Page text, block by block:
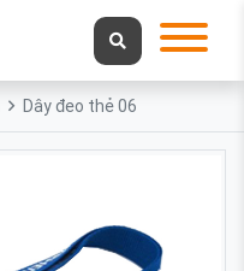
Dây đeo thẻ 06